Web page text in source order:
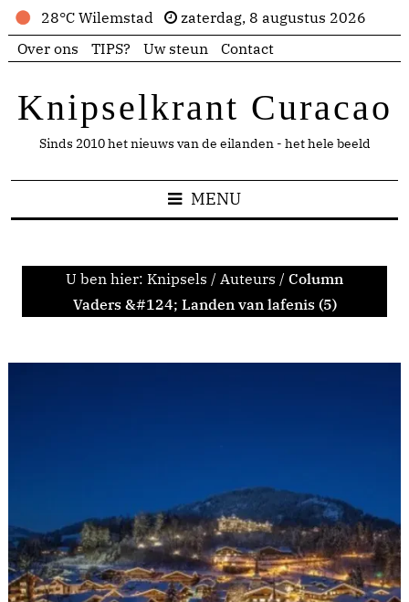
28°C Wilemstad
zaterdag, 8 augustus 2026
Over ons
TIPS? Uw steun Contact
Knipselkrant Curacao
Sinds 2010 het nieuws van de eilanden - het hele beeld
MENU
U ben hier: Knipsels / Auteurs / Column
Vaders &#124; Landen van lafenis (5)